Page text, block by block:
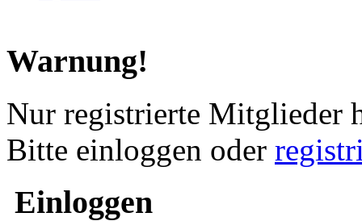
Warnung!
Nur registrierte Mitglieder
Bitte einloggen oder
Einloggen